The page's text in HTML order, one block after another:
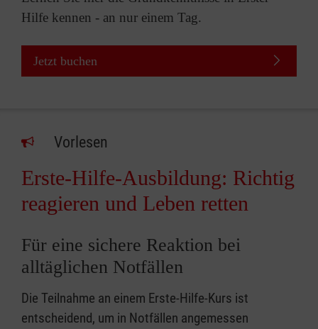
Hilfe kennen - an nur einem Tag.
Jetzt buchen
Vorlesen
Erste-Hilfe-Ausbildung: Richtig
reagieren und Leben retten
Für eine sichere Reaktion bei
alltäglichen Notfällen
Die Teilnahme an einem Erste-Hilfe-Kurs ist
entscheidend, um in Notfällen angemessen